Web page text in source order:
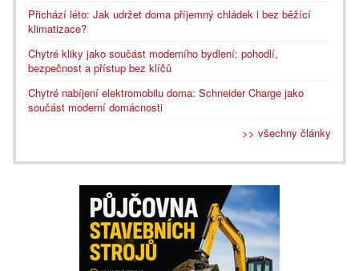
Přichází léto: Jak udržet doma příjemný chládek i bez běžící
klimatizace?
Chytré kliky jako součást moderního bydlení: pohodlí,
bezpečnost a přístup bez klíčů
Chytré nabíjení elektromobilu doma: Schneider Charge jako
součást moderní domácnosti
>> všechny články